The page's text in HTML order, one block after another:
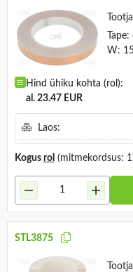
W:
Hind ühiku kohta (rol):
al. 23.47 EUR
Laos:
Kogus rol (mitmekordsus:
STL3875